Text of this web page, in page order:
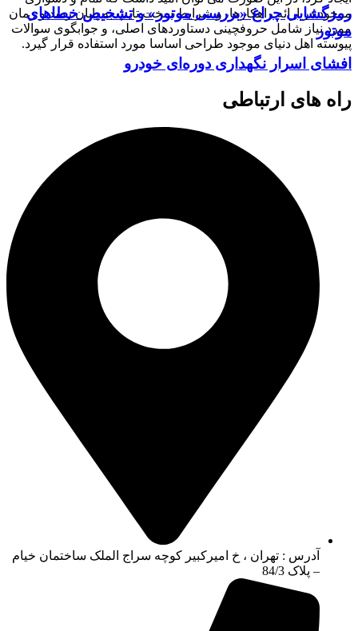
موجود در ارائه راهکارها، و شرایط سخت تایپ به پایان رسد و زمان
مورد نیاز شامل حروفچینی دستاوردهای اصلی، و جوابگوی سوالات
پیوسته اهل دنیای موجود طراحی اساسا مورد استفاده قرار گیرد.
رمزگشایی چراغ «بررسی موتور» و تشخیص خطاهای
موتور
افشای اسرار نگهداری دوره‌ای خودرو
راه های ارتباطی
آدرس : تهران ، خ امیرکبیر کوچه سراج الملک ساختمان خیام
– پلاک 84/3